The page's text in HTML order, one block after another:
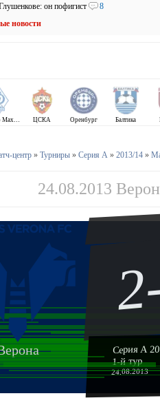
он пофигист
8
новости
Динамо Махачкала ЦСКА Оренбург Балтика
центр» Турниры» Серия А» 2013/14»
24.08.2013
Серия А
1-й тур
24.08.2013